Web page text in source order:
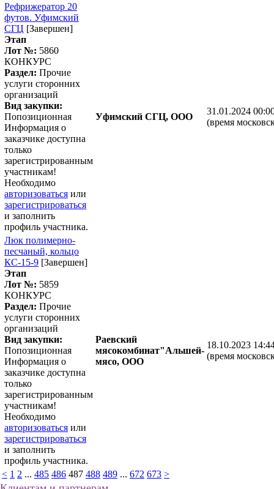
< 1 2 ... 485 486 487 488 489 ... 672 673 >
Рефрижератор 20
футов. Уфимский
СГЦ [Завершен]
Этап
Лот №: 5860
КОНКУРС
Раздел: Прочие
услуги сторонних
организаций
Вид закупки:
Попозиционная
Информация о
заказчике доступна
только
зарегистрированным
участникам!
Необходимо
авторизоваться или
зарегистрироваться
и заполнить
профиль участника.
Уфимский СГЦ, ООО
31.01.2024
(время
Люк полимерно-
песчаный, кольцо
КС-15-9 [Завершен]
Этап
Лот №: 5859
КОНКУРС
Раздел: Прочие
услуги сторонних
организаций
Вид закупки:
Попозиционная
Информация о
заказчике доступна
только
зарегистрированным
участникам!
Необходимо
авторизоваться или
зарегистрироваться
и заполнить
профиль участника.
Раевский
мясокомбинат"Альшей-
мясо, ООО
18.10.2023
(время